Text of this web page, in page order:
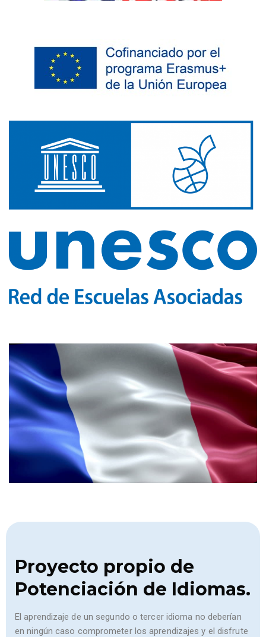
Proyecto propio de
Potenciación de Idiomas.
El aprendizaje de un segundo o tercer idioma no deberían
en ningún caso comprometer los aprendizajes y el disfrute